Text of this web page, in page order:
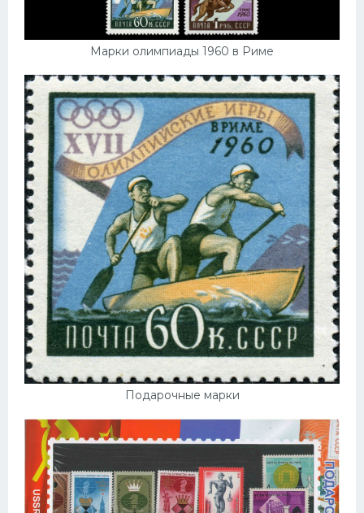
Марки олимпиады 1960 в Риме
Подарочные марки